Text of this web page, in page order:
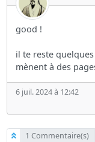
good !
il te reste
mènent à des
6 juil. 2024 à 12:42
1 Commentaire(s)